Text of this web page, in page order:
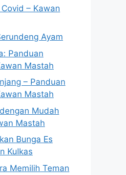
– Kawan
Ayam
Panduan
Mastah
– Panduan
Mastah
Mudah
Mastah
Bunga Es
Kulkas
Memilih Teman